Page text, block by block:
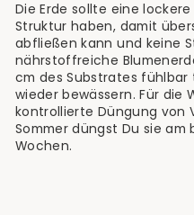
Die Erde sollte eine
Struktur haben, damit
abfließen kann und keine
nährstoffreiche
cm des Substrates
wieder bewässern. Für die
kontrollierte Düngung von
Sommer düngst Du sie am
Wochen.